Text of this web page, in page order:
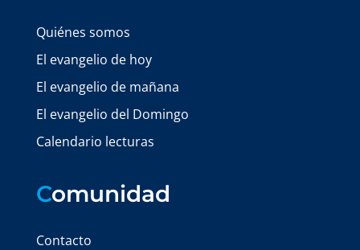
Quiénes somos
El evangelio de hoy
El evangelio de mañana
El evangelio del Domingo
Calendario lecturas
Comunidad
Contacto